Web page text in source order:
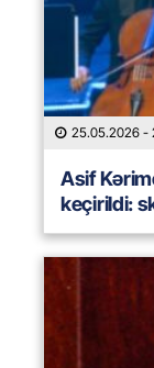
25.05.2026 -
Asif
keçirildi: